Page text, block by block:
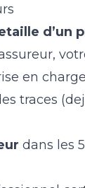
d’un
en charge
traces
dans les